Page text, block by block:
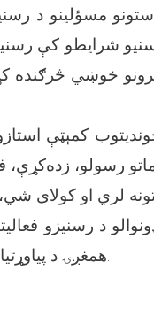
مسؤلینو د
شرایطو کې
خوښي څرګنده
کمېټې
رسولو، زده‌کړې،
د رسنیزو
همغږۍ د پیاوړتیا په موخه خپل نظرونه او وړاندیزونه هم شریک کړل.